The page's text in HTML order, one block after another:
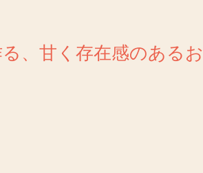
、甘く存在感のあるお